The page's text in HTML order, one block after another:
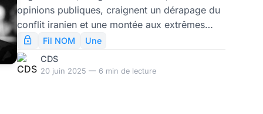
opinions publiques, craignent un dérapage du
conflit iranien et une montée aux extrêmes
entre grandes puissances. Cela pourrait-il
déboucher sur un conflit nucléaire? Est-ce
d’ailleurs le seul danger ? On connaît la célèbre
Fil NOM
Une
CDS
20 juin 2025 — 6 min de lecture